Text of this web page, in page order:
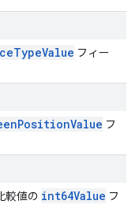
TypeValue フィー
PositionValue フ
較値の int64Value フ